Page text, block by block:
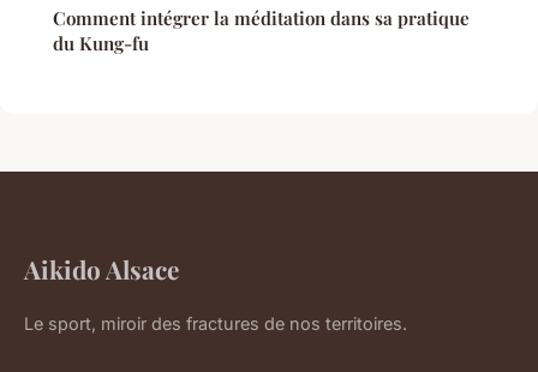
Comment intégrer la méditation dans sa pratique
du Kung-fu
Aikido Alsace
Le sport, miroir des fractures de nos territoires.